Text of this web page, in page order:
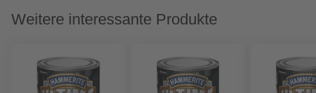
Weitere interessante Produkte